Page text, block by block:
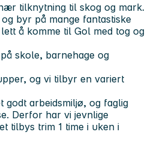
tilknytning til skog og mark.
byr på mange fantastiske
å komme til Gol med tog og
skole, barnehage og
og vi tilbyr en variert
godt arbeidsmiljø, og faglig
Derfor har vi jevnlige
tilbys trim 1 time i uken i